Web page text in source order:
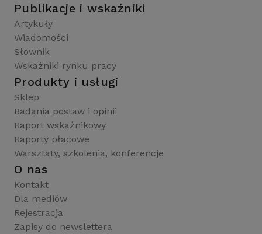
Publikacje i wskaźniki
Artykuły
Wiadomości
Słownik
Wskaźniki rynku pracy
Produkty i usługi
Sklep
Badania postaw i opinii
Raport wskaźnikowy
Raporty płacowe
Warsztaty, szkolenia, konferencje
O nas
Kontakt
Dla mediów
Rejestracja
Zapisy do newslettera